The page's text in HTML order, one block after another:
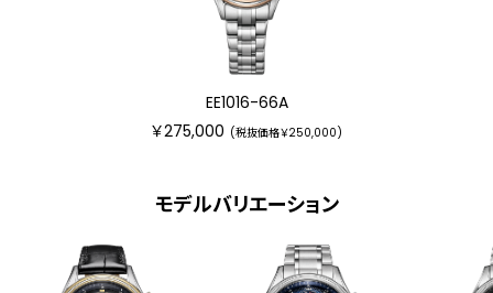
日中欧米電波受信
受信局自動選択機能
定時受信機能
パーペチュアルカレンダー
デイ＆デイト表示
月齢自動計算機能
北・南半球月齢表示切替機能
ダイレクトフライト
EE1016-66A
￥275,000 (税抜価格￥250,000)
モデルバリエーション